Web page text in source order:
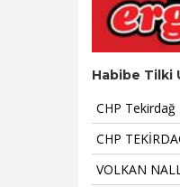
Habibe Tilki
CHP Tekirdağ
CHP
VOLKAN